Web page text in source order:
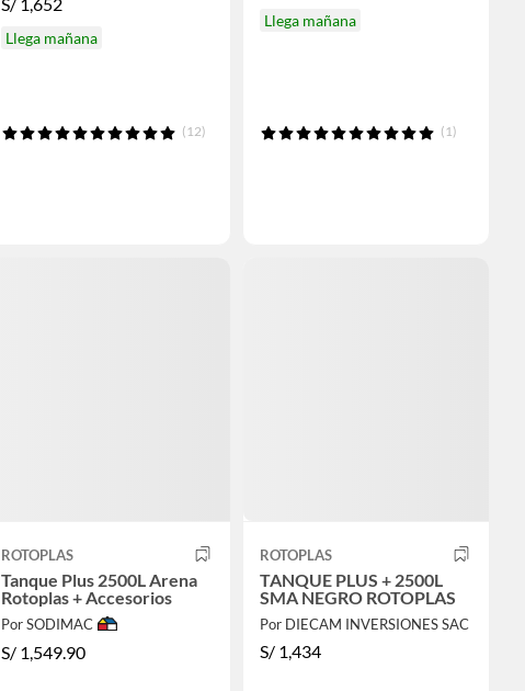
Llega mañana
(12)
Llega mañana
(1)
ROTOPLAS
Tanque Plus 2500L Arena
Rotoplas + Accesorios
Por SODIMAC
S/ 1,549.90
ROTOPLAS
TANQUE PLUS + 2500L
SMA NEGRO ROTOPLAS
Por DIECAM INVERSIONES SAC
S/ 1,434